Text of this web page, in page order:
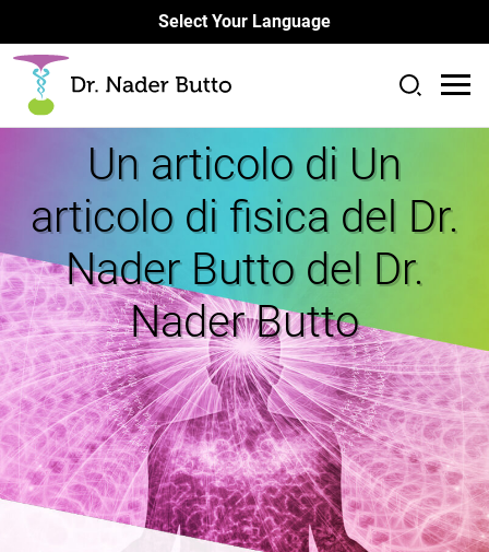
Select Your Language
Un articolo di Un
articolo di fisica del Dr.
Nader Butto del Dr.
Nader Butto